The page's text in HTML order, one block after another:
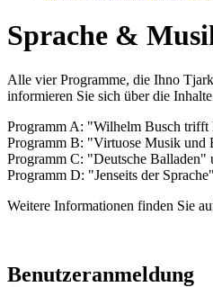
Sprache &
Alle vier Programme, die Ihno
informieren Sie sich über die
Programm A: "Wilhelm Busch trifft
Programm B: "Virtuose Musik und
Programm C: "Deutsche
Programm D: "Jenseits der Sprache"
Weitere Informationen finden Sie
Benutzeranmeldung